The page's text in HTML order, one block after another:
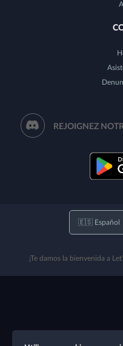
REJOIGNEZ
¡Te damos la bienvenida a